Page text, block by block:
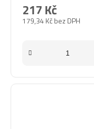
179,34 Kč bez DPH
217 Kč